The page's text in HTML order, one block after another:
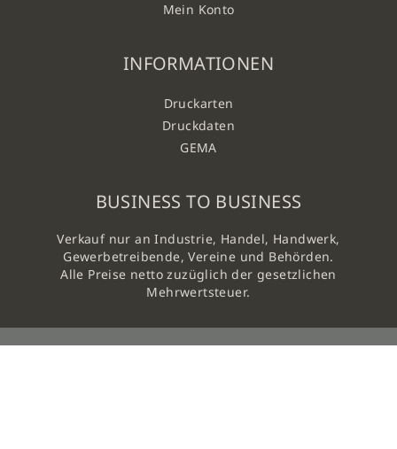
Mein Konto
INFORMATIONEN
Druckarten
Druckdaten
GEMA
BUSINESS TO BUSINESS
Verkauf nur an Industrie, Handel, Handwerk,
Gewerbetreibende, Vereine und Behörden.
Alle Preise netto zuzüglich der gesetzlichen
Mehrwertsteuer.